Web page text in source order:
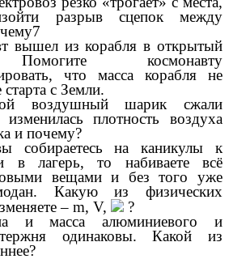
разрыв сцепок между
вышел из корабля в открытый
космонавту
что масса корабля не
старта с Земли.
воздушный шарик сжали
плотность воздуха
и почему?
собираетесь на каникулы к
в лагерь, то набиваете всё
вещами и без того уже
Какую из физических
– m, V,
?
и масса алюминиевого и
одинаковы. Какой из